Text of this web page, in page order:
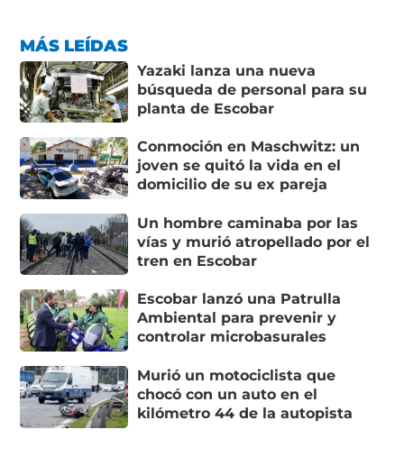
MÁS LEÍDAS
Yazaki lanza una nueva
búsqueda de personal para su
planta de Escobar
Conmoción en Maschwitz: un
joven se quitó la vida en el
domicilio de su ex pareja
Un hombre caminaba por las
vías y murió atropellado por el
tren en Escobar
Escobar lanzó una Patrulla
Ambiental para prevenir y
controlar microbasurales
Murió un motociclista que
chocó con un auto en el
kilómetro 44 de la autopista